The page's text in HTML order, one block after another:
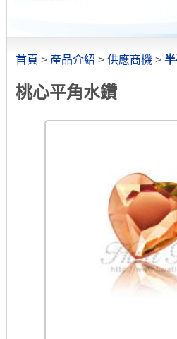
首頁 > 產品介紹 > 供應商機 >
桃心平角水鑽